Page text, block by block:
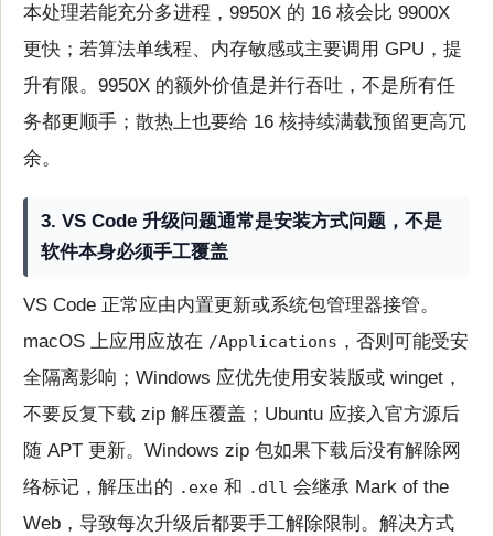
本处理若能充分多进程，9950X 的 16 核会比 9900X
更快；若算法单线程、内存敏感或主要调用 GPU，提
升有限。9950X 的额外价值是并行吞吐，不是所有任
务都更顺手；散热上也要给 16 核持续满载预留更高冗
余。
3. VS Code 升级问题通常是安装方式问题，不是
软件本身必须手工覆盖
VS Code 正常应由内置更新或系统包管理器接管。
macOS 上应用应放在 /Applications ，否则可能受安
全隔离影响；Windows 应优先使用安装版或 winget，
不要反复下载 zip 解压覆盖；Ubuntu 应接入官方源后
随 APT 更新。Windows zip 包如果下载后没有解除网
络标记，解压出的 .exe 和 .dll 会继承 Mark of the
Web，导致每次升级后都要手工解除限制。解决方式